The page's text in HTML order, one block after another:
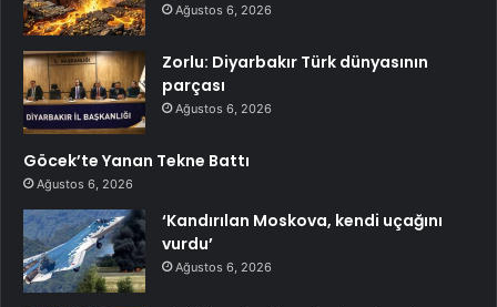
Ağustos 6, 2026
Zorlu: Diyarbakır Türk dünyasının
parçası
Ağustos 6, 2026
Göcek’te Yanan Tekne Battı
Ağustos 6, 2026
‘Kandırılan Moskova, kendi uçağını
vurdu’
Ağustos 6, 2026